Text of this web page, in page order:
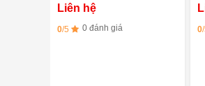
Liên hệ
0/5 0 đánh giá 0